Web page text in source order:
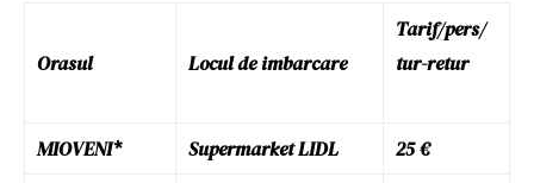
Orasul Locul de imbarcare
Tarif/pers/
tur-retur
MIOVENI* Supermarket LIDL 25 €